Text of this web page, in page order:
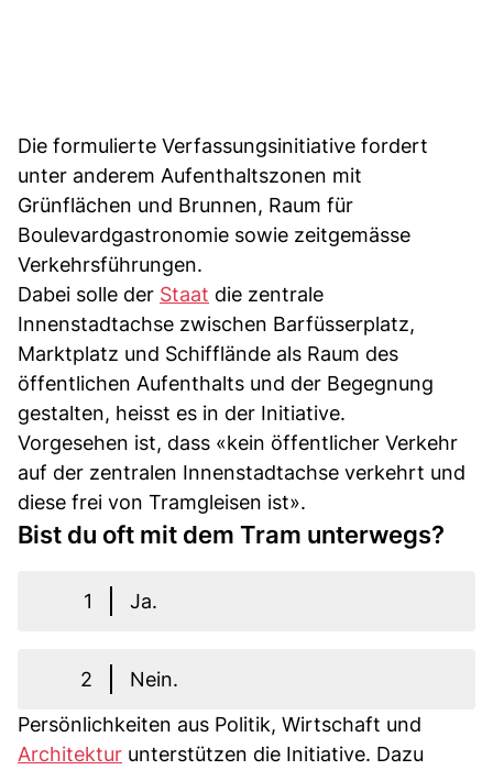
Die formulierte Verfassungsinitiative fordert
unter anderem Aufenthaltszonen mit
Grünflächen und Brunnen, Raum für
Boulevardgastronomie sowie zeitgemässe
Verkehrsführungen.
Dabei solle der Staat die zentrale
Innenstadtachse zwischen Barfüsserplatz,
Marktplatz und Schifflände als Raum des
öffentlichen Aufenthalts und der Begegnung
gestalten, heisst es in der Initiative.
Vorgesehen ist, dass «kein öffentlicher Verkehr
auf der zentralen Innenstadtachse verkehrt und
diese frei von Tramgleisen ist».
Bist du oft mit dem Tram unterwegs?
1 Ja.
2
Nein.
Persönlichkeiten aus Politik, Wirtschaft und
Architektur unterstützen die Initiative. Dazu